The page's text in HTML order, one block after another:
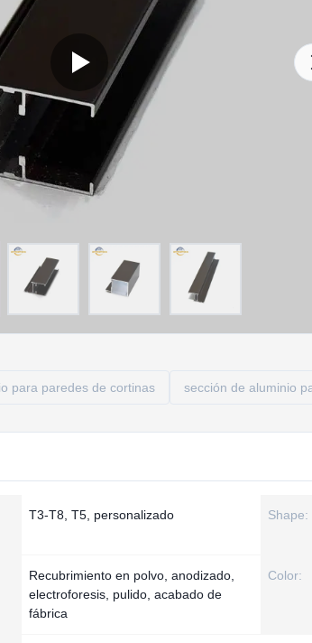
para paredes de cortinas sección de aluminio
T3-T8, T5, personalizado Shape:
Recubrimiento en polvo, anodizado,
electroforesis, pulido, acabado de
fábrica
Color: